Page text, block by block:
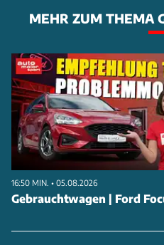
MEHR ZUM THEMA
16:50 MIN. • 05.08.2026
Gebrauchtwagen | Ford